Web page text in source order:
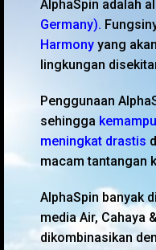
AlphaSpin adalah
Germany).
Harmony yang
lingkungan
Penggunaan
sehingga
meningkat drastis
macam tantangan
AlphaSpin banyak
media Air, Cahaya
dikombinasikan